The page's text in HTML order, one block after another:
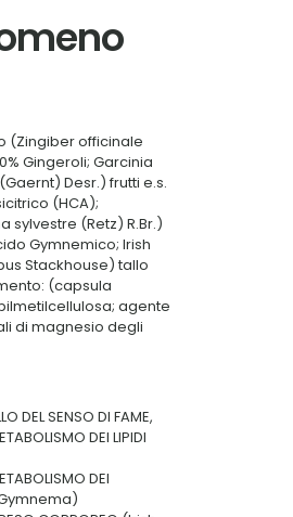
(Zingiber officinale
Gingeroli; Garcinia
Desr.) frutti e.s.
(HCA);
sylvestre (Retz) R.Br.)
Gymnemico; Irish
Stackhouse) tallo
(capsula
agente
di magnesio degli
DEL SENSO DI FAME,
DEI LIPIDI
DEI